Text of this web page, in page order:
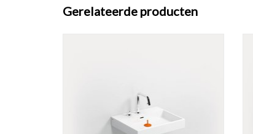
Gerelateerde producten